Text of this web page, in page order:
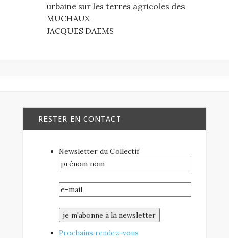
urbaine sur les terres agricoles des
MUCHAUX
JACQUES DAEMS
RESTER EN CONTACT
Newsletter du Collectif
Prochains rendez-vous